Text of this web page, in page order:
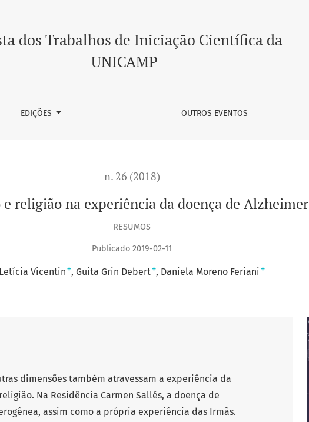
Alzheimer
dos Trabalhos de Iniciação Científica da
UNICAMP
EDIÇÕES OUTROS EVENTOS
n. 26 (2018)
e religião na experiência da doença de Alzheimer
RESUMOS
Publicado 2019-02-11
Letícia Vicentin + Guita Grin Debert+ Daniela Moreno Feriani +
dimensões também atravessam a experiência da
Na Residência Carmen Sallés, a doença de
assim como a própria experiência das Irmãs.